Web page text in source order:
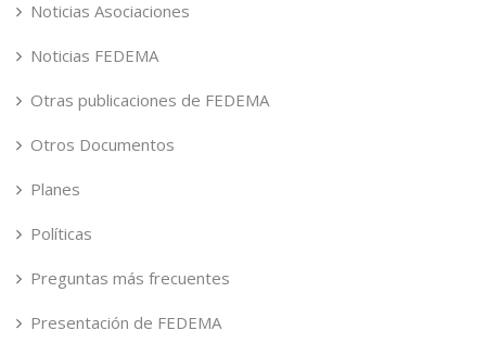
Noticias Asociaciones
Noticias FEDEMA
Otras publicaciones de FEDEMA
Otros Documentos
Planes
Políticas
Preguntas más frecuentes
Presentación de FEDEMA